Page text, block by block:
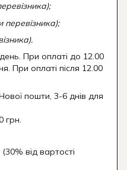
перевізника);
При оплаті до 12.00
При оплаті після 12.00
пошти, 3-6 днів для
грн.
від вартості